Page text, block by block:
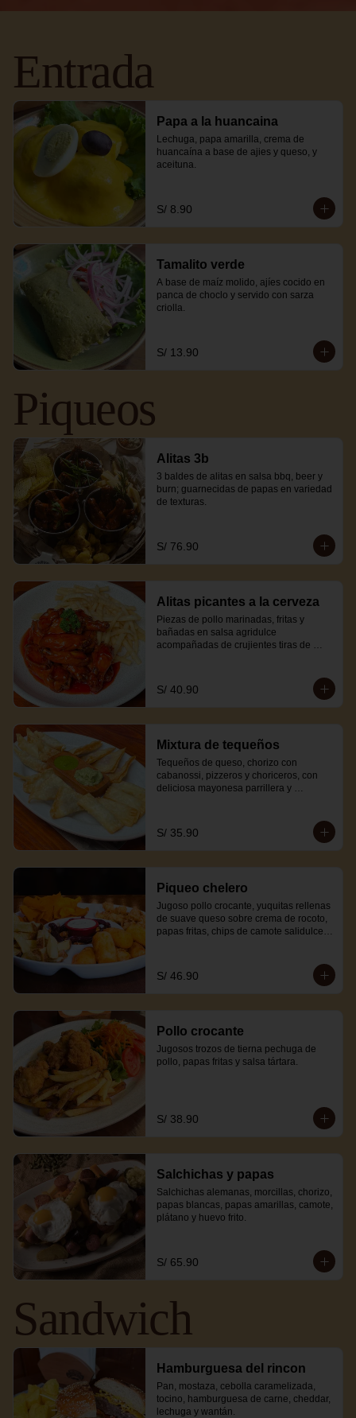
Entrada
Papa a la huancaina
Lechuga, papa amarilla, crema de
huancaína a base de ajies y queso, y
aceituna.
S/ 8.90
Tamalito verde
A base de maíz molido, ajíes cocido en
panca de choclo y servido con sarza
criolla.
S/ 13.90
Piqueos
Alitas 3b
3 baldes de alitas en salsa bbq, beer y
burn; guarnecidas de papas en variedad
de texturas.
S/ 76.90
Alitas picantes a la cerveza
Piezas de pollo marinadas, fritas y
bañadas en salsa agridulce
acompañadas de crujientes tiras de
S/ 40.90
Mixtura de tequeños
Tequeños de queso, chorizo con
cabanossi, pizzeros y choriceros, con
deliciosa mayonesa parrillera y
S/ 35.90
Piqueo chelero
Jugoso pollo crocante, yuquitas rellenas
de suave queso sobre crema de rocoto,
papas fritas, chips de camote salidulce,
S/ 46.90
Pollo crocante
Jugosos trozos de tierna pechuga de
pollo, papas fritas y salsa tártara.
S/ 38.90
Salchichas y papas
Salchichas alemanas, morcillas, chorizo,
papas blancas, papas amarillas, camote,
plátano y huevo frito.
S/ 65.90
Sandwich
Hamburguesa del rincon
Pan, mostaza, cebolla caramelizada,
tocino, hamburguesa de carne, cheddar,
lechuga y wantán.